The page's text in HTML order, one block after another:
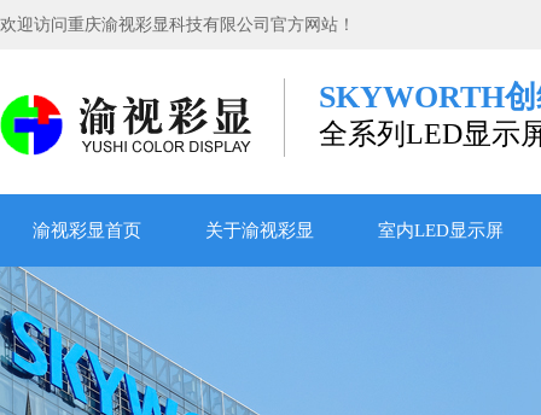
欢迎访问重庆渝视彩显科技有限公司官方网站！
SKYWORTH
全系列LED显示
渝视彩显首页 关于渝视彩显 室内LED显示屏